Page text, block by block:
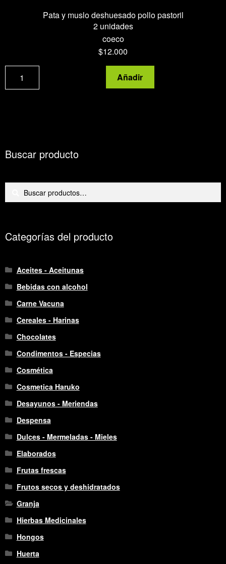
Pata y muslo deshuesado pollo pastoril
2 unidades
coeco
$12.000
Pata
Añadir
Buscar producto
Buscar
Buscar
Categorías del producto
Aceites - Aceitunas
Bebidas con alcohol
Carne Vacuna
Cereales - Harinas
Chocolates
Condimentos - Especias
Cosmética
Cosmetica Haruko
Desayunos - Meriendas
Despensa
Dulces - Mermeladas - Mieles
Elaborados
Frutas frescas
Frutos secos y deshidratados
Granja
Hierbas Medicinales
Hongos
Huerta